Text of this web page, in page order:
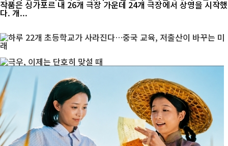
작품은 싱가포르 내 26개 극장 가운데 24개 극장에서 상영을 시작했
다. 개...